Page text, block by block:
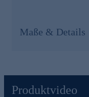
Ein praktischer
Ablegen. Mit einer
dieses einzigartige
Maße & Details
Produktvideo